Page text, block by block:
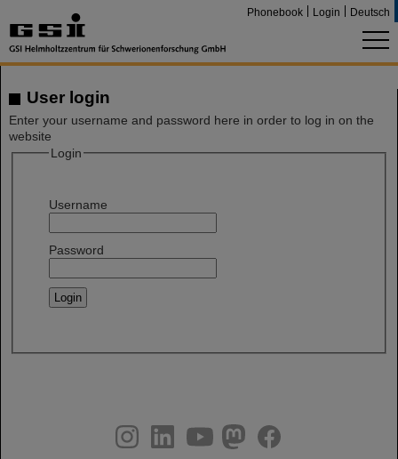
Phonebook Login Deutsch
User login
Enter your username and password here in order to log in on the
website
Login
Username
Password
youtube
helmholtz.social
facebook